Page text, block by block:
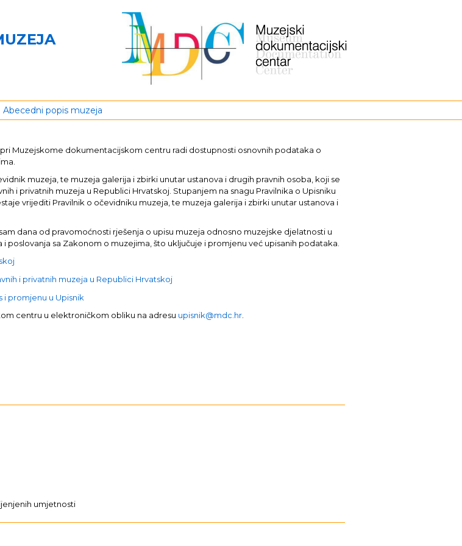
Abecedni popis muzeja
Muzejskome dokumentacijskom centru radi dostupnosti osnovnih podataka o
muzeja, te muzeja galerija i zbirki unutar ustanova i drugih pravnih osoba, koji se
i privatnih muzeja u Republici Hrvatskoj. Stupanjem na snagu Pravilnika o Upisniku
vrijediti Pravilnik o očevidniku muzeja, te muzeja galerija i zbirki unutar ustanova i
dana od pravomoćnosti rješenja o upisu muzeja odnosno muzejske djelatnosti u
poslovanja sa Zakonom o muzejima, što uključuje i promjenu već upisanih podataka.
i privatnih muzeja u Republici Hrvatskoj
i promjenu u Upisnik
centru u elektroničkom obliku na adresu upisnik@mdc.hr
umjetnosti